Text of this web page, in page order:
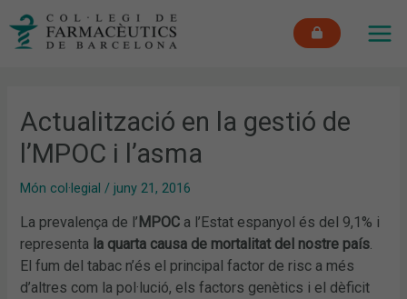
Actualització en la gestió de
l’MPOC i l’asma
Món col·legial /juny 21, 2016
La prevalença de l’ MPOC a l’Estat espanyol és del 9,1% i
representa la quarta causa de mortalitat del nostre país.
El fum del tabac n’és el principal factor de risc a més
d’altres com la pol·lució, els factors genètics i el dèficit